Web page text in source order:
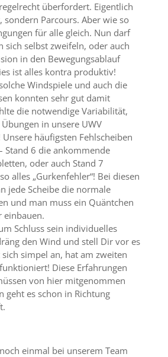
überfordert. Eigentlich
sondern Parcours. Aber wie so
für alle gleich. Nun darf
sich selbst zweifeln, oder auch
in den Bewegungsablauf
ist alles kontra produktiv!
Windspiele und auch die
konnten sehr gut damit
die notwendige Variabilität,
in unsere UWV
häufigsten Fehlscheiben
Stand 6 die ankommende
oder auch Stand 7
alles „Gurkenfehler“! Bei diesen
jede Scheibe die normale
und man muss ein Quäntchen
einbauen.
Schluss sein individuelles
den Wind und stell Dir vor es
simpel an, hat am zweiten
Diese Erfahrungen
von hier mitgenommen
geht es schon in Richtung
einmal bei unserem Team